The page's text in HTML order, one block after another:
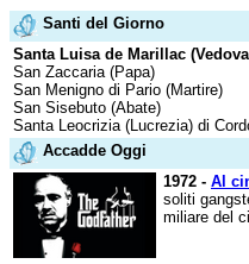
Santi del Giorno
Santa Luisa de Marillac
San Zaccaria (Papa)
San Menigno di Pario (Martire)
San Sisebuto (Abate)
Santa Leocrizia (Lucrezia) di
Accadde Oggi
1972 - Al
soliti
miliare del